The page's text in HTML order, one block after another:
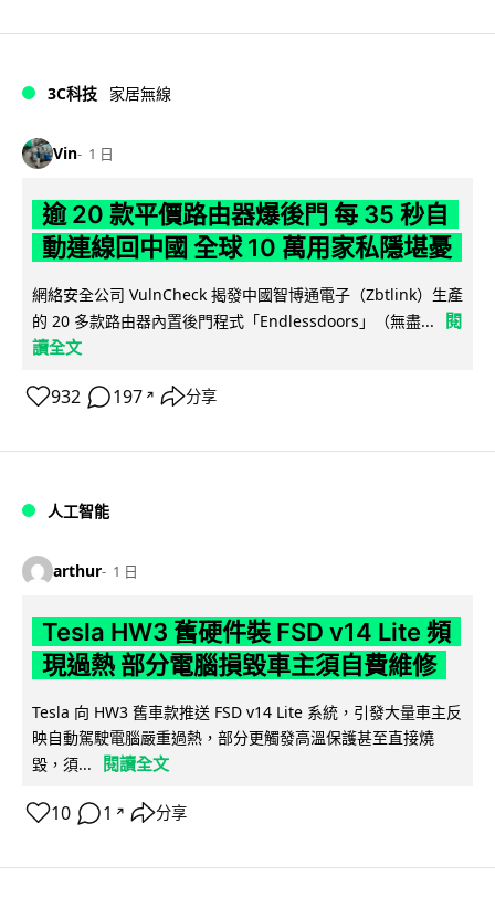
3C科技 家居無線
Vin 1 日
逾 20 款平價路由器爆後門 每 35 秒自
動連線回中國 全球 10 萬用家私隱堪憂
網絡安全公司 VulnCheck 揭發中國智博通電子（Zbtlink）生產
的 20 多款路由器內置後門程式「Endlessdoors」（無盡...
閱
讀全文
932 197 ↗ 分享
人工智能
arthur 1 日
Tesla HW3 舊硬件裝 FSD v14 Lite 頻
現過熱 部分電腦損毀車主須自費維修
Tesla 向 HW3 舊車款推送 FSD v14 Lite 系統，引發大量車主反
映自動駕駛電腦嚴重過熱，部分更觸發高溫保護甚至直接燒
毀，須...
閱讀全文
10 1 ↗ 分享